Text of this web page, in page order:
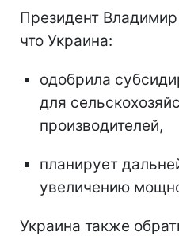
Президент
что Украина:
одобрила
для
производителей,
планирует
увеличению
Украина также